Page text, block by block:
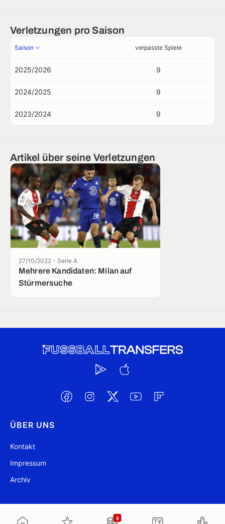
8
Verletzungen pro Saison
Saison verpasste Spiele
2025/2026 9
2024/2025 9
2023/2024 9
Artikel über seine Verletzungen
Mehrere Kandidaten: Milan auf
Stürmersuche
27/10/2022 - Serie A
ÜBER UNS
Kontakt
Impressum
Archiv
@ FussballTransfers.com 2009-2026